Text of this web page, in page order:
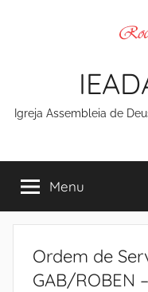
Igreja Assembleia de
Menu
Ordem de
GAB/ROBEN